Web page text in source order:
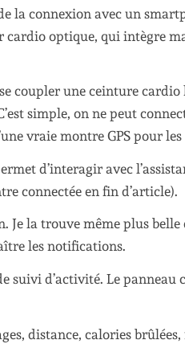
la connexion avec un
cardio optique, qui intègre
coupler une ceinture
simple, on ne peut
vraie montre GPS pour les
d’interagir avec
connectée en fin d’article).
Je la trouve même plus
les notifications.
suivi d’activité. Le panneau
distance, calories